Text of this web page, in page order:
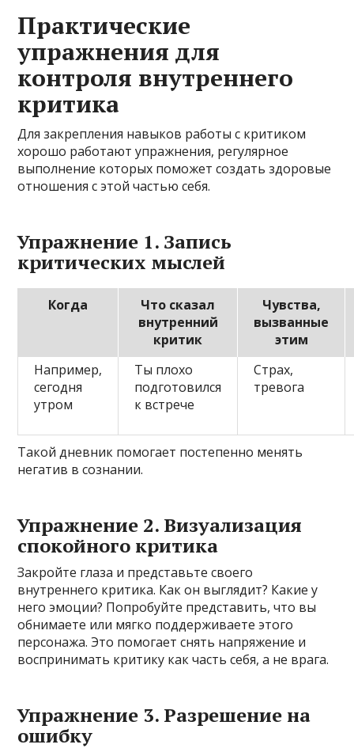
Практические
упражнения для
контроля внутреннего
критика
Для закрепления навыков работы с критиком
хорошо работают упражнения, регулярное
выполнение которых поможет создать здоровые
отношения с этой частью себя.
Упражнение 1. Запись
критических мыслей
Когда
Что сказал
внутренний
критик
Чувства,
вызванные
этим
Например,
сегодня
утром
Ты плохо
подготовился
к встрече
Страх,
тревога
Такой дневник помогает постепенно менять
негатив в сознании.
Упражнение 2. Визуализация
спокойного критика
Закройте глаза и представьте своего
внутреннего критика. Как он выглядит? Какие у
него эмоции? Попробуйте представить, что вы
обнимаете или мягко поддерживаете этого
персонажа. Это помогает снять напряжение и
воспринимать критику как часть себя, а не врага.
Упражнение 3. Разрешение на
ошибку